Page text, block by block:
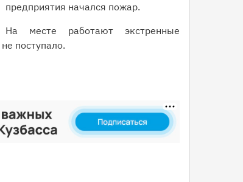
предприятия начался пожар.
На месте работают экстренные
поступало.